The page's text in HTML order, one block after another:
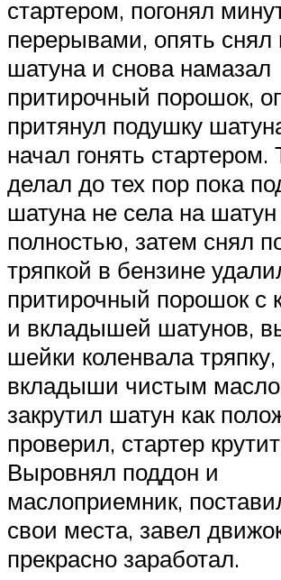
стартером, погонял
перерывами, опять снял
шатуна и снова намазал
притирочный порошок,
притянул подушку
начал гонять стартером.
делал до тех пор пока
шатуна не села на шатун
полностью, затем снял
тряпкой в бензине
притирочный порошок с
и вкладышей шатунов,
шейки коленвала
вкладыши чистым
закрутил шатун как
проверил, стартер
Выровнял поддон и
маслоприемник,
свои места, завел
прекрасно заработал.